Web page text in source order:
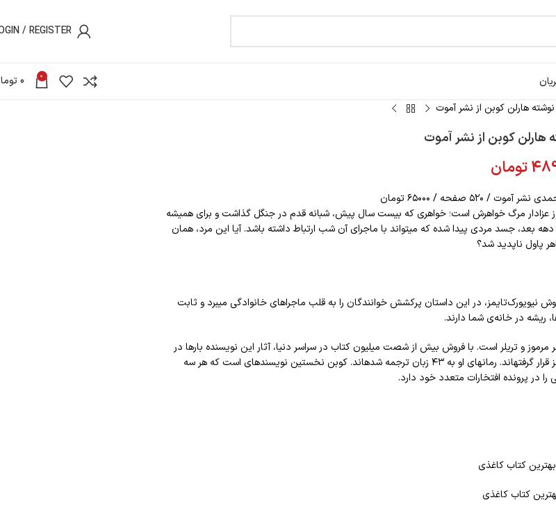
/ REGISTER
0
0
هارلن کوبن از نشر آموت
هارلن کوبن از نشر آموت
تومان
۵۲۰ صفحه / ۶۵۰۰۰ تومان‌
عزادار مرگ خواهرش است؛ خواهری که بیست سال پیش، شبانه قدم در جنگل گذاشت و برای همیشه
ناپدید شد. اما حالا، یعنی دو دهه بعد، جسد مردی پیدا شده که می‎تواند با ماجرای آن شب ارتباط داشته باشد. آیا این مرد، همان
پاول ناپدید شد؟‌
«هارلن کوبن» نویسنده‌ی پرفروش نیویورک‌تایمز، در این داستان پرکشش خوانندگان را به قلب ماجراهای خانوادگی می‎برد و ثابت
و تریلر است. با فروش بیش از شصت میلیون کتاب در سراسر دنیا، آثار این نویسنده بارها در
لیست پرفروش‎های نیویورک‎تایمز قرار گرفته‎اند. رمان‎های او به ۴۳ زبان ترجمه شده‎اند. کوبن نخستین نویسنده‎ای است که هر سه
در پرونده افتخارات متعدد خود دارد.‌